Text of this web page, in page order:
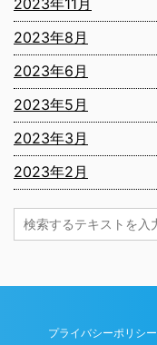
2023年11月
2023年8月
2023年6月
2023年5月
2023年3月
2023年2月
プライバシーポリシー